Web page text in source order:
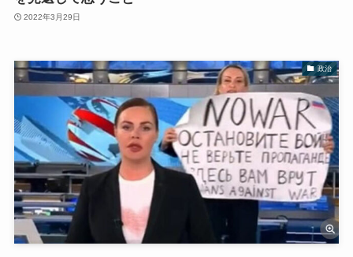
2022年3月29日
政治